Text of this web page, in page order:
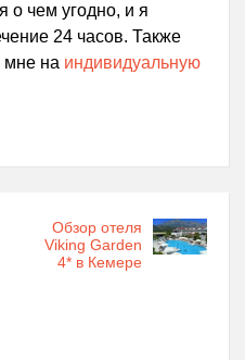
о чем угодно, и я
24 часов. Также
мне на индивидуальную
Обзор отеля
Viking Garden
4* в Кемере